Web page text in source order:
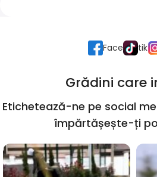
Face tik
Grădini care
Etichetează-ne pe social
împărtășește-ți